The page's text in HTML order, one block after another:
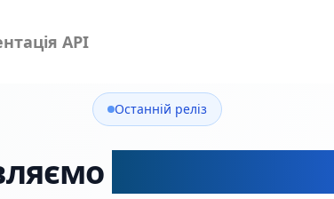
API
Останній реліз